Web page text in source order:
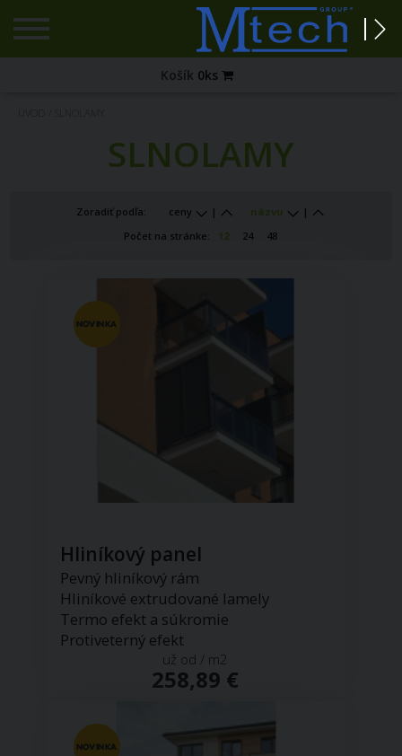
Košík 0ks
SLNOLAMY
Zoradiť podľa: ceny | názvu
|
Počet na stránke: 12 24 48
Hliníkový panel
Pevný hliníkový rám
Hliníkové extrudované lamely
Termo efekt a súkromie
Protiveterný efekt
už od / m2
258,89 €